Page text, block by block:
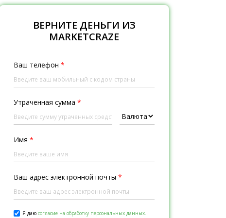
ВЕРНИТЕ ДЕНЬГИ ИЗ
MARKETCRAZE
Ваш телефон *
Утраченная сумма *
Имя *
Ваш адрес электронной почты *
Я даю согласие на обработку персональных данных.